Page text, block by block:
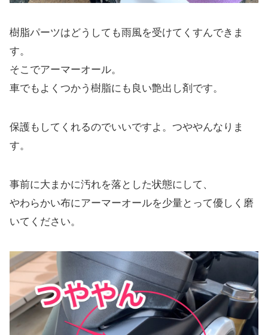
樹脂パーツはどうしても雨風を受けてくすんできま
す。
そこでアーマーオール。
車でもよくつかう樹脂にも良い艶出し剤です。
保護もしてくれるのでいいですよ。つややんなりま
す。
事前に大まかに汚れを落とした状態にして、
やわらかい布にアーマーオールを少量とって優しく磨
いてください。